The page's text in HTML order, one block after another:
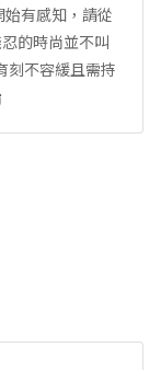
有感知，請從
的時尚並不叫
刻不容緩且需持